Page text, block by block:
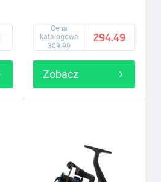
Cena
katalogowa
309.99
294.49
Zobacz